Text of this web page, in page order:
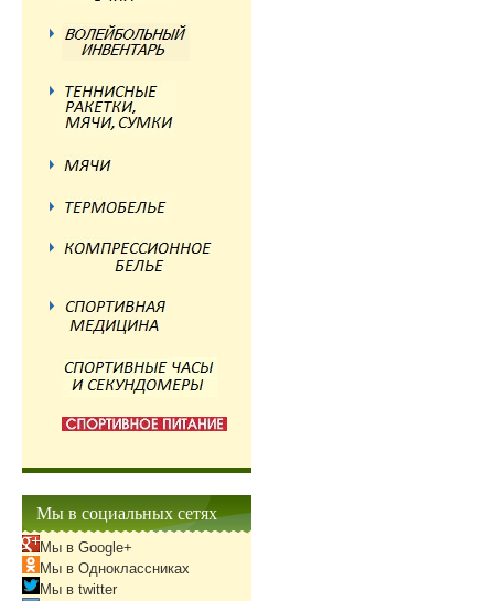
Мы в социальных сетях
Мы в Google+
Мы в Одноклассниках
Мы в twitter